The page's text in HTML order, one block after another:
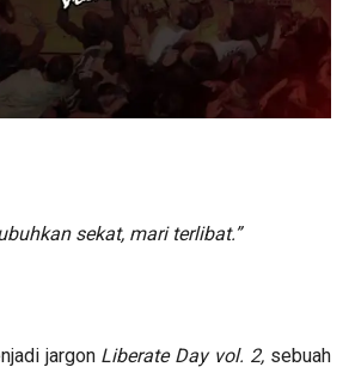
sekat, mari terlibat.”
jargon Liberate Day vol. 2, sebuah